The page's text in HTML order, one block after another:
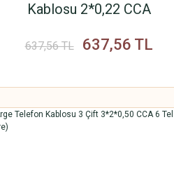
Kablosu 2*0,22 CCA
637,56 TL 637,56 TL